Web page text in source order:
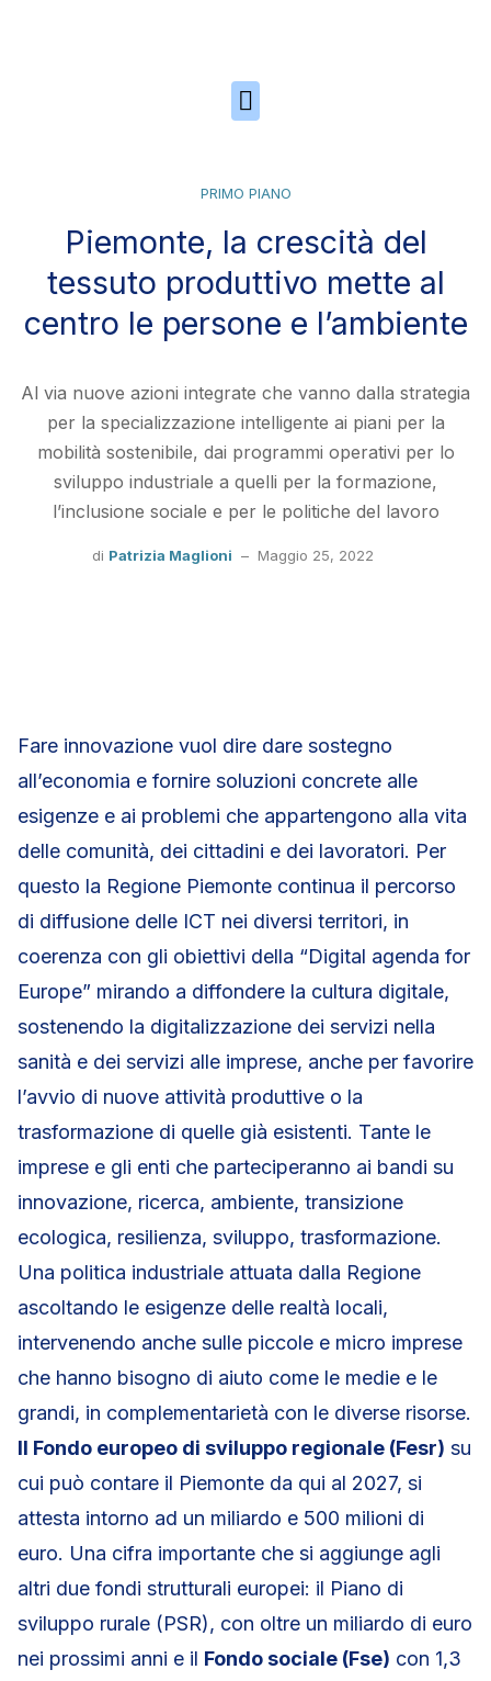
PRIMO PIANO
Piemonte, la crescità del
tessuto produttivo mette al
centro le persone e l’ambiente
Al via nuove azioni integrate che vanno dalla strategia
per la specializzazione intelligente ai piani per la
mobilità sostenibile, dai programmi operativi per lo
sviluppo industriale a quelli per la formazione,
l’inclusione sociale e per le politiche del lavoro
di Patrizia Maglioni – Maggio 25, 2022
Fare innovazione vuol dire dare sostegno
all’economia e fornire soluzioni concrete alle
esigenze e ai problemi che appartengono alla vita
delle comunità, dei cittadini e dei lavoratori. Per
questo la Regione Piemonte continua il percorso
di diffusione delle ICT nei diversi territori, in
coerenza con gli obiettivi della “Digital agenda for
Europe” mirando a diffondere la cultura digitale,
sostenendo la digitalizzazione dei servizi nella
sanità e dei servizi alle imprese, anche per favorire
l’avvio di nuove attività produttive o la
trasformazione di quelle già esistenti. Tante le
imprese e gli enti che parteciperanno ai bandi su
innovazione, ricerca, ambiente, transizione
ecologica, resilienza, sviluppo, trasformazione.
Una politica industriale attuata dalla Regione
ascoltando le esigenze delle realtà locali,
intervenendo anche sulle piccole e micro imprese
che hanno bisogno di aiuto come le medie e le
grandi, in complementarietà con le diverse risorse.
Il Fondo europeo di sviluppo regionale (Fesr) su
cui può contare il Piemonte da qui al 2027, si
attesta intorno ad un miliardo e 500 milioni di
euro. Una cifra importante che si aggiunge agli
altri due fondi strutturali europei: il Piano di
sviluppo rurale (PSR), con oltre un miliardo di euro
nei prossimi anni e il Fondo sociale (Fse) con 1,3